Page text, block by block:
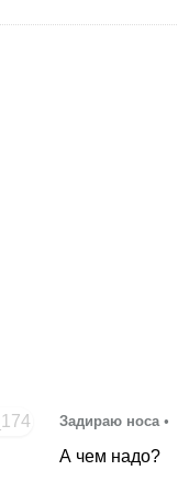
Задираю носа •
А чем надо?